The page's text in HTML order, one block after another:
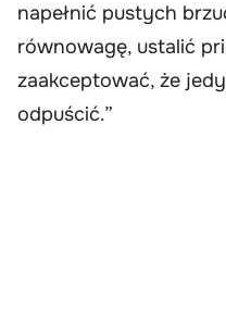
napełnić pustych
równowagę, ustalić
zaakceptować, że
odpuścić.”